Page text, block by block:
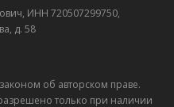
ИНН 720507299750,
д. 58
об авторском праве.
только при наличии